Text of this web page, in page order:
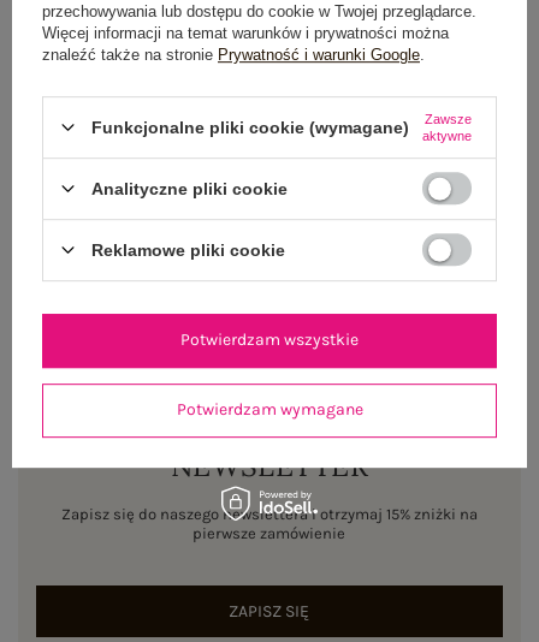
GŁÓWNE PARAMETRY
OPINIE O PRODUKCIE (0)
WYSYŁKA I DOSTAWA
ZWROTY I REKLAMACJE
NEWSLETTER
Zapisz się do naszego newslettera i otrzymaj 15% zniżki na
pierwsze zamówienie
ZAPISZ SIĘ
przechowywania lub dostępu do cookie w Twojej przeglądarce.
Więcej informacji na temat warunków i prywatności można
znaleźć także na stronie Prywatność i warunki Google
Funkcjonalne pliki cookie (wymagane)
Zawsze
aktywne
Analityczne pliki cookie
Reklamowe pliki cookie
Potwierdzam wymagane
Potwierdzam wszystkie